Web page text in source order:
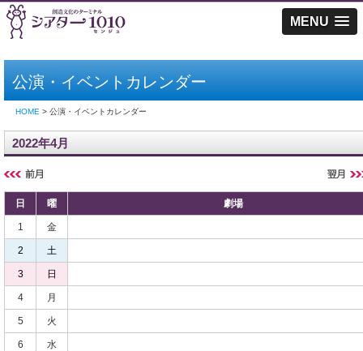
MENU
公演・イベントカレンダー
HOME > 公演・イベントカレンダー
2022年4月
日 曜 劇場
1 金
2 土
3 日
4 月
5 火
6 水